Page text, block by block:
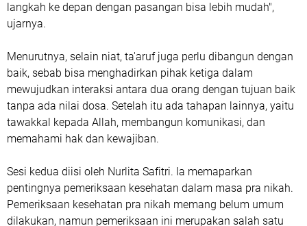
langkah ke depan dengan pasangan bisa lebih mudah",
ujarnya.
Menurutnya, selain niat, ta'aruf juga perlu dibangun dengan
baik, sebab bisa menghadirkan pihak ketiga dalam
mewujudkan interaksi antara dua orang dengan tujuan baik
tanpa ada nilai dosa. Setelah itu ada tahapan lainnya, yaitu
tawakkal kepada Allah, membangun komunikasi, dan
memahami hak dan kewajiban.
Sesi kedua diisi oleh Nurlita Safitri. Ia memaparkan
pentingnya pemeriksaan kesehatan dalam masa pra nikah.
Pemeriksaan kesehatan pra nikah memang belum umum
dilakukan, namun pemeriksaan ini merupakan salah satu